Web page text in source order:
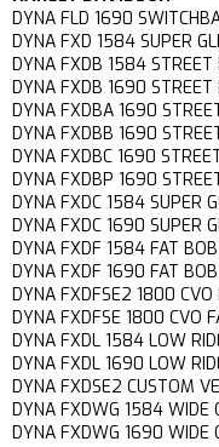
DYNA FLD 1690
DYNA FXD 1584 SUPER
DYNA FXDB 1584
DYNA FXDB 1690
DYNA FXDBA 1690
DYNA FXDBB 1690
DYNA FXDBC 1690
DYNA FXDBP 1690
DYNA FXDC 1584
DYNA FXDC 1690 SUPER
DYNA FXDF 1584 FAT
DYNA FXDF 1690 FAT
DYNA FXDFSE2 1800
DYNA FXDFSE 1800
DYNA FXDL 1584 LOW
DYNA FXDL 1690 LOW
DYNA FXDSE2 CUSTOM
DYNA FXDWG 1584
DYNA FXDWG 1690